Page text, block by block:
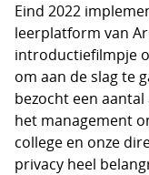
Eind 2022
leerplatform van
introductiefilmpje
om aan de slag te
bezocht een
het management
college en onze
privacy heel